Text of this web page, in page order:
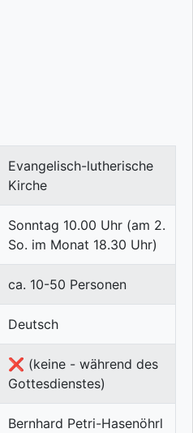
Evangelisch-lutherische
Kirche
Sonntag 10.00 Uhr (am 2.
So. im Monat 18.30 Uhr)
ca. 10-50 Personen
Deutsch
❌ (keine - während des
Gottesdienstes)
Bernhard Petri-Hasenöhrl